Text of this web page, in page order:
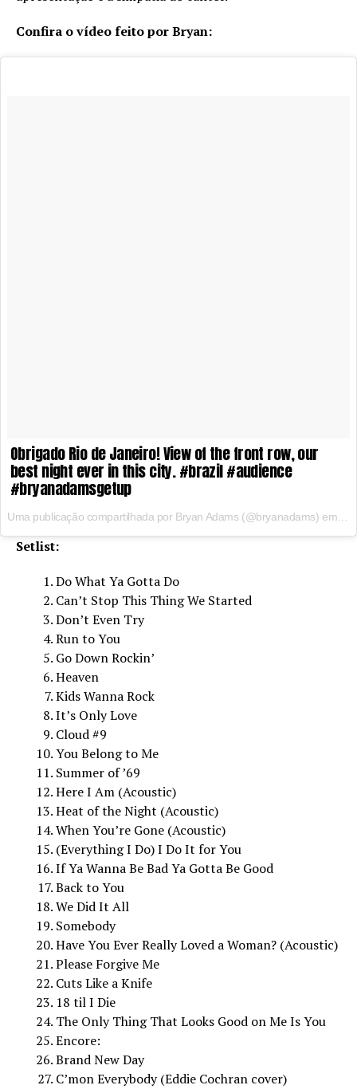
Confira o vídeo feito por Bryan:
Obrigado Rio de Janeiro! View of the front row, our
best night ever in this city. #brazil #audience
#bryanadamsgetup
Uma publicação compartilhada por Bryan Adams (@bryanadams) em
Setlist:
Do What Ya Gotta Do
Can’t Stop This Thing We Started
Don’t Even Try
Run to You
Go Down Rockin’
Heaven
Kids Wanna Rock
It’s Only Love
Cloud #9
You Belong to Me
Summer of ’69
Here I Am (Acoustic)
Heat of the Night (Acoustic)
When You’re Gone (Acoustic)
(Everything I Do) I Do It for You
If Ya Wanna Be Bad Ya Gotta Be Good
Back to You
We Did It All
Somebody
Have You Ever Really Loved a Woman? (Acoustic)
Please Forgive Me
Cuts Like a Knife
18 til I Die
The Only Thing That Looks Good on Me Is You
Encore:
Brand New Day
C’mon Everybody(Eddie Cochran cover)